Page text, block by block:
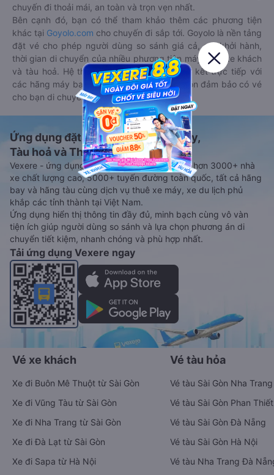
chuyến đi thoải mái, an toàn và trọn vẹn nhất.
Bên cạnh đó, bạn có thể tham khảo thêm các phương tiện
khác tại Goyolo.com cho chuyến đi sắp tới. Goyolo là nền tảng
đặt vé cho phép người dùng so sánh giá cả, giờ khởi hành,
thời gian di chuyển của nhiều phương tiện máy bay, xe khách
và tàu hoả. Hệ thống của Goyolo được liên kết trực tiếp với
các hãng máy bay, xe khách và tàu hoả, luôn đảm bảo có vé
cho bạn di chuyển.
Ứng dụng đặt vé Xe khách, Máy bay,
Tàu hoả và Thuê xe
Vexere - ứng dụng đặt vé đa phương tiện với hơn 3000+ nhà
xe chất lượng cao, 5000+ tuyến đường toàn quốc, tất cả hãng
bay và hãng tàu cùng dịch vụ thuê xe máy, xe du lịch phủ
khắp các tỉnh thành tại Việt Nam.
Ứng dụng hiển thị thông tin đầy đủ, minh bạch cùng vô vàn
tiện ích giúp người dùng so sánh và lựa chọn phương án di
chuyển tiết kiệm, nhanh chóng và phù hợp nhất.
Tải ứng dụng Vexere ngay
Vé xe khách
Xe đi Buôn Mê Thuột từ Sài Gòn
Xe đi Vũng Tàu từ Sài Gòn
Xe đi Nha Trang từ Sài Gòn
Xe đi Đà Lạt từ Sài Gòn
Xe đi Sapa từ Hà Nội
Vé tàu hỏa
Vé tàu Sài Gòn Nha Trang
Vé tàu Sài Gòn Phan Thiết
Vé tàu Sài Gòn Đà Nẵng
Vé tàu Sài Gòn Hà Nội
Vé tàu Nha Trang Đà